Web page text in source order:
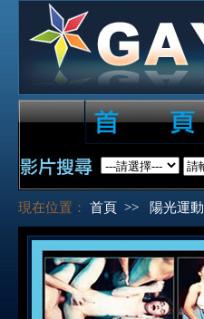
現在位置： 首頁 >> 陽光運動